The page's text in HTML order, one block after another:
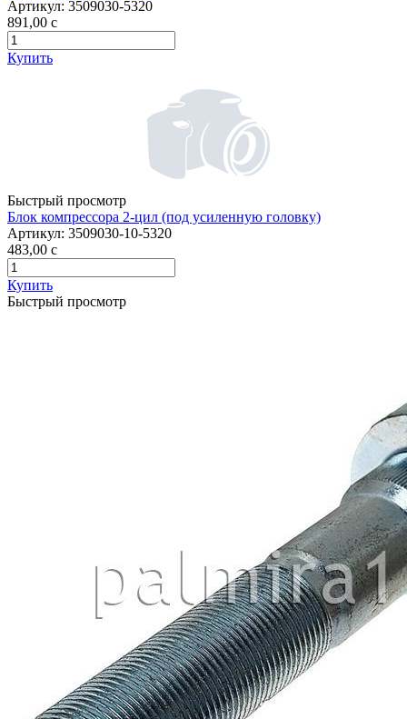
Артикул: 3509030-5320
891,00 c
Купить
Быстрый просмотр
Блок компрессора 2-цил (под усиленную головку)
Артикул: 3509030-10-5320
483,00 c
Купить
Быстрый просмотр